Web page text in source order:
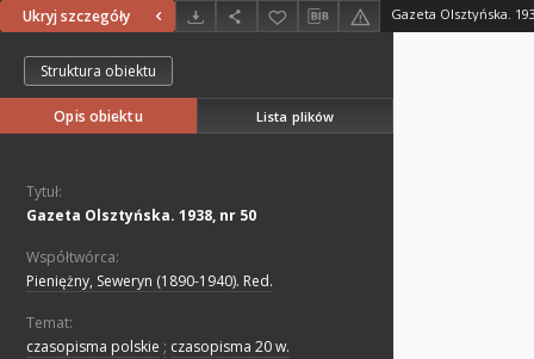
Ukryj szczegóły Gazeta Olsztyńska.
Struktura obiektu
Opis obiektu Lista plików
Tytuł:
Gazeta Olsztyńska. 1938, nr 50
Współtwórca:
Pieniężny, Seweryn (1890-1940). Red.
Temat:
czasopisma polskie ; czasopisma 20 w.